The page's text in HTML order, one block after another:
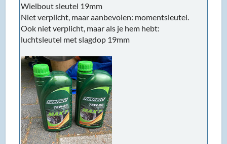
Wielbout sleutel 19mm
Niet verplicht, maar aanbevolen: momentsleutel.
Ook niet verplicht, maar als je hem hebt:
luchtsleutel met slagdop 19mm